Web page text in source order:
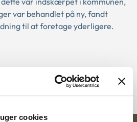
cookies
var behandlet på ny, fandt
til at foretage yderligere.